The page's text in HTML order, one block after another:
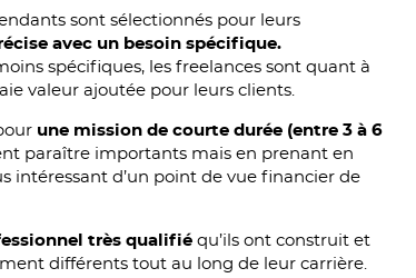
sont sélectionnés pour leurs
avec un besoin spécifique.
spécifiques, les freelances sont quant à
valeur ajoutée pour leurs clients.
une mission de courte durée (entre 3 à 6
paraître importants mais en prenant en
intéressant d’un point de vue financier de
très qualifiéqu’ils ont construit et
différents tout au long de leur carrière.